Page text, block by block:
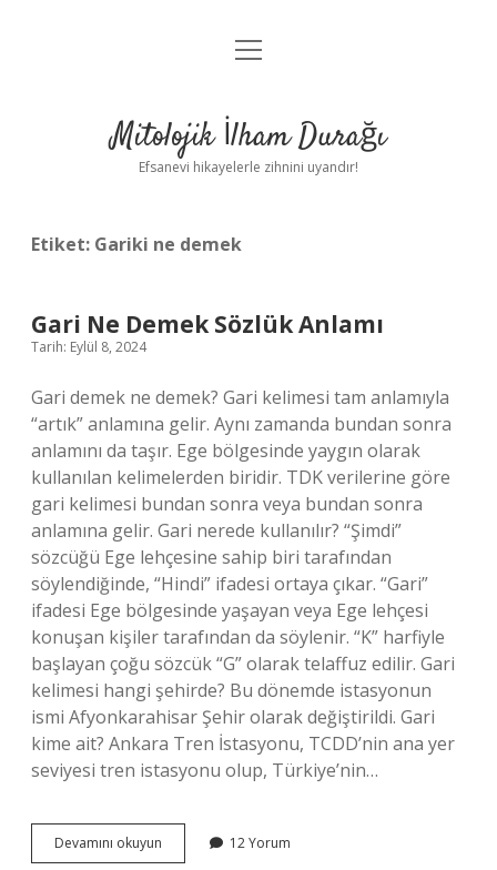
Anasayfa
Yasal Uyarı
menüyü
Mitolojik İlham Durağı
Efsanevi hikayelerle zihnini uyandır!
Etiket: Gariki ne demek
Gari Ne Demek Sözlük Anlamı
Tarih: Eylül 8, 2024
Gari demek ne demek? Gari kelimesi tam anlamıyla
“artık” anlamına gelir. Aynı zamanda bundan sonra
anlamını da taşır. Ege bölgesinde yaygın olarak
kullanılan kelimelerden biridir. TDK verilerine göre
gari kelimesi bundan sonra veya bundan sonra
anlamına gelir. Gari nerede kullanılır? “Şimdi”
sözcüğü Ege lehçesine sahip biri tarafından
söylendiğinde, “Hindi” ifadesi ortaya çıkar. “Gari”
ifadesi Ege bölgesinde yaşayan veya Ege lehçesi
konuşan kişiler tarafından da söylenir. “K” harfiyle
başlayan çoğu sözcük “G” olarak telaffuz edilir. Gari
kelimesi hangi şehirde? Bu dönemde istasyonun
ismi Afyonkarahisar Şehir olarak değiştirildi. Gari
kime ait? Ankara Tren İstasyonu, TCDD’nin ana yer
seviyesi tren istasyonu olup, Türkiye’nin…
Devamını okuyun
Ne
12 Yorum